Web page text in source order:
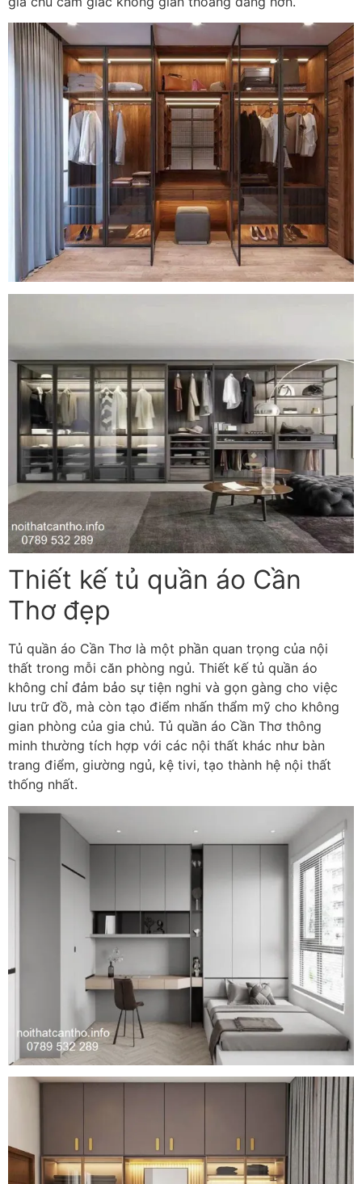
Thiết kế tủ quần áo Cần
Thơ đẹp
Tủ quần áo Cần Thơ là một phần quan trọng của nội
thất trong mỗi căn phòng ngủ. Thiết kế tủ quần áo
không chỉ đảm bảo sự tiện nghi và gọn gàng cho việc
lưu trữ đồ, mà còn tạo điểm nhấn thẩm mỹ cho không
gian phòng của gia chủ. Tủ quần áo Cần Thơ thông
minh thường tích hợp với các nội thất khác như bàn
trang điểm, giường ngủ, kệ tivi, tạo thành hệ nội thất
thống nhất.